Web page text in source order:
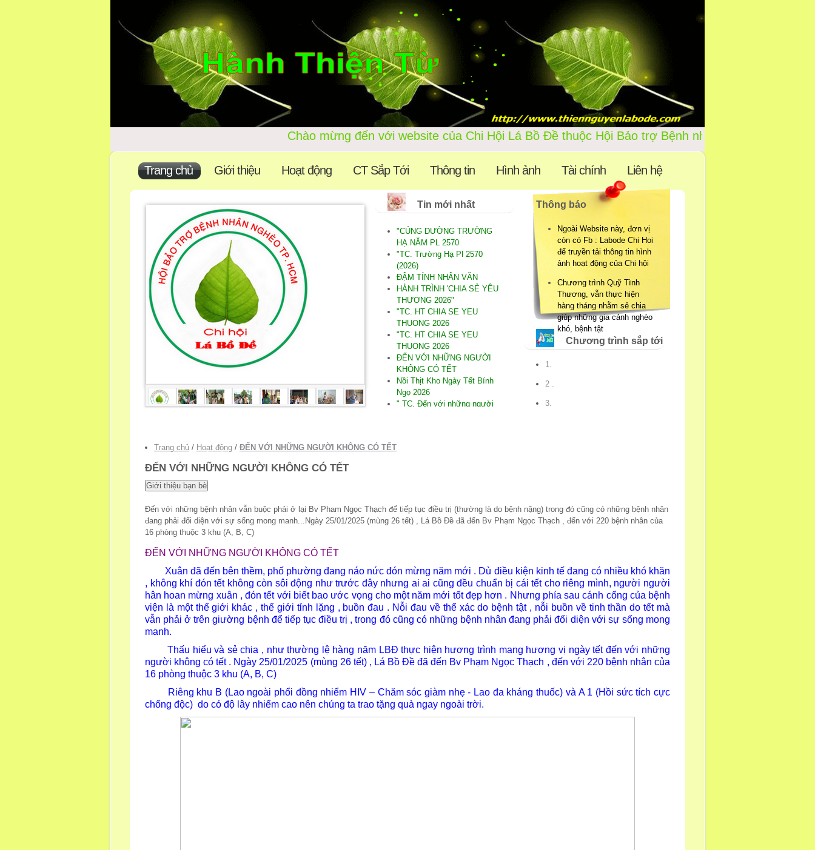
Chào mừng đến với website của Chi Hội Lá Bồ Đề thuộc
Trang chủ Giới thiệu Hoạt động CT Sắp Tới Thông tin Hình ảnh Tài chính Liên hệ
Tin mới nhất
"CÚNG DƯỜNG TRƯỜNG
HẠ NĂM PL 2570
"TC. Trường Hạ Pl 2570
(2026)
ĐẬM TÍNH NHÂN VĂN
HÀNH TRÌNH 'CHIA SẺ YÊU
THƯƠNG 2026"
"TC. HT CHIA SE YEU
THUONG 2026
"TC. HT CHIA SE YEU
THUONG 2026
ĐẾN VỚI NHỮNG NGƯỜI
KHÔNG CÓ TẾT
Nồi Thịt Kho Ngày Tết Bính
Ngọ 2026
" TC. Đến với những người
. ĐẾN VỚI NINH THUẬN
*TC .Đến người Khiếm thị tại
. CHƯƠNG TRÌNH TẦM
SOÁT UNG THƯ và TIÊM
NGỪA UNG THƯ
"HT ''CHIA SẺ YÊU THƯƠNG
2025"
" TC. HT Chia Sẻ Yêu
ĐẾN VỚI NGƯỜI KHIẾM THỊ
BÌNH THUẬN
Thông báo
Ngoài Website này, đơn vị
còn có Fb : Labode Chi Hoi
để truyền tải thông tin hình
ảnh hoạt động của Chi hội
Chương trình Quỹ Tình
Thương, vẫn thực hiện
hàng tháng nhằm sẻ chia
giúp những gia cảnh nghèo
khó, bệnh tật
Chương trình sắp tới
1.
2 .
3.
Trang chủ / Hoạt động / ĐẾN VỚI NHỮNG NGƯỜI KHÔNG CÓ TẾT
ĐẾN VỚI NHỮNG NGƯỜI KHÔNG CÓ TẾT
Đến với những bệnh nhân vẫn buộc phải ở lại Bv Pham Ngọc Thạch để tiếp tục điều trị (thường là do bệnh nặng) trong đó cũng có những bệnh nhân
đang phải đối diện với sự sống mong manh...Ngày 25/01/2025 (mùng 26 tết) , Lá Bồ Đề đã đến Bv Phạm Ngọc Thạch , đến với 220 bệnh nhân của
16 phòng thuộc 3 khu (A, B, C)
ĐẾN VỚI NHỮNG NGƯỜI KHÔNG CÓ TẾT
Xuân đã đến bên thềm, phố phường đang náo nức đón mừng năm mới . Dù điều kiện kinh tế đang có nhiều khó khăn
, không khí đón tết không còn sôi động như trước đây nhưng ai ai cũng đều chuẩn bị cái tết cho riêng mình, người người
hân hoan mừng xuân , đón tết với biết bao ước vọng cho một năm mới tốt đẹp hơn . Nhưng phía sau cánh cổng của bệnh
viện là một thế giới khác , thế giới tỉnh lặng , buồn đau . Nỗi đau về thể xác do bệnh tật , nỗi buồn về tinh thần do tết mà
vẫn phải ở trên giường bệnh để tiếp tục điều trị , trong đó cũng có những bệnh nhân đang phải đối diện với sự sống mong
manh.
Thấu hiểu và sẻ chia , như thường lệ hàng năm LBĐ thực hiện hương trình mang hương vị ngày tết đến với những
người không có tết . Ngày 25/01/2025 (mùng 26 tết) , Lá Bồ Đề đã đến Bv Phạm Ngọc Thạch , đến với 220 bệnh nhân của
16 phòng thuộc 3 khu (A, B, C)
Riêng khu B (Lao ngoài phổi đồng nhiểm HIV – Chăm sóc giàm nhẹ - Lao đa kháng thuốc) và A 1 (Hồi sức tích cực
chống độc) do có độ lây nhiểm cao nên chúng ta trao tặng quà ngay ngoài trời.